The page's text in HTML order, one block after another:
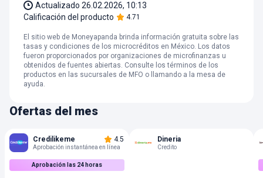
Actualizado 26.02.2026, 10:13
Calificación del producto
4.71
El sitio web de Moneyapanda brinda información gratuita sobre las
tasas y condiciones de los microcréditos en México. Los datos
fueron proporcionados por organizaciones de microfinanzas u
obtenidos de fuentes abiertas. Consulte los términos de los
productos en las sucursales de MFO o llamando a la mesa de
ayuda.
Ofertas del mes
Credilikeme 4.5
Aprobación instantánea en línea
Aprobación las 24 horas
Dineria
Credito